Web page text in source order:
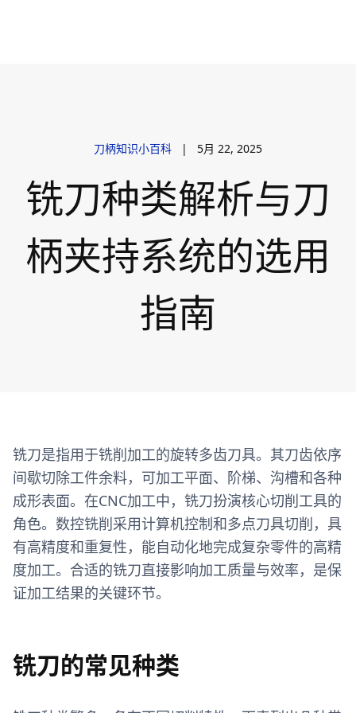
刀柄知识小百科 | 5月 22, 2025
铣刀种类解析与刀
柄夹持系统的选用
指南
铣刀是指用于铣削加工的旋转多齿刀具。其刀齿依序
间歇切除工件余料，可加工平面、阶梯、沟槽和各种
成形表面。在CNC加工中，铣刀扮演核心切削工具的
角色。数控铣削采用计算机控制和多点刀具切削，具
有高精度和重复性，能自动化地完成复杂零件的高精
度加工。合适的铣刀直接影响加工质量与效率，是保
证加工结果的关键环节。
铣刀的常见种类